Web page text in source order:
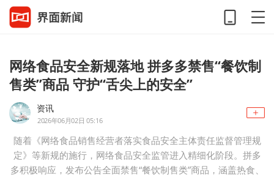
网络食品安全新规落地 拼多多禁售“餐饮制
售类”商品 守护“舌尖上的安全”
资讯
2026年06月02日 05:16
随着《网络食品销售经营者落实食品安全主体责任监督管理规
定》等新规的施行，网络食品安全监管进入精细化阶段。拼多
多积极响应，发布公告全面禁售“餐饮制售类”商品，涵盖热食、